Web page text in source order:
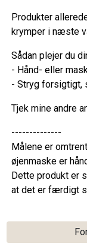
Produkter
krymper i næste
Sådan plejer du
- Hånd- eller
- Stryg forsigtigt,
Tjek mine andre
--------------
Målene er
øjenmaske er
Dette produkt er
at det er færdigt